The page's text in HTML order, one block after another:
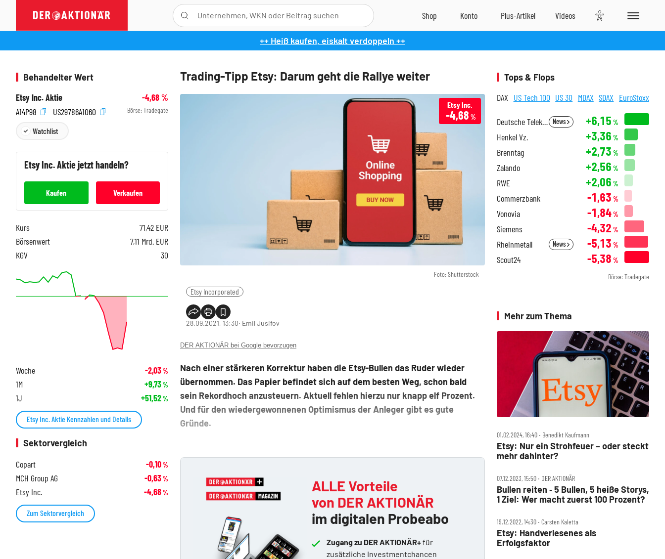
++ Heiß kaufen, eiskalt verdoppeln ++
Trading-Tipp Etsy: Darum geht die Rallye weiter
Foto: Shutterstock
Etsy Inc.
-4,68 %
Etsy Incorporated
28.09.2021, 13:30‧ Emil Jusifov
DER AKTIONÄR bei Google bevorzugen
Nach einer stärkeren Korrektur haben die Etsy-Bullen das Ruder wieder
übernommen. Das Papier befindet sich auf dem besten Weg, schon bald
sein Rekordhoch anzusteuern. Aktuell fehlen hierzu nur knapp elf Prozent.
Und für den wiedergewonnenen Optimismus der Anleger gibt es gute
Gründe.
ALLE Vorteile
von DER AKTIONÄR
im digitalen Probeabo
Zugang zu DER AKTIONÄR+für
zusätzliche Investmentchancen
Behandelter Wert
Etsy Inc. Aktie
-4,68%
A14P98
US29786A1060 Börse: Tradegate
Watchlist
Etsy Inc.Aktie jetzt handeln?
Kaufen Verkaufen
Kurs 71,42 EUR
Börsenwert
7,11 Mrd. EUR
KGV
30
Woche -2,03%
1M +9,73%
1J +51,52%
Etsy Inc. Aktie Kennzahlen und Details
Sektorvergleich
Copart
-0,10%
MCH Group AG -0,63%
Etsy Inc. -4,68%
Zum Sektorvergleich
Tops & Flops
DAX US Tech 100 US 30 MDAX SDAX EuroStoxx
Deutsche Telekom News +6,15 %
Henkel Vz. +3,36 %
Brenntag +2,73 %
Zalando +2,56 %
RWE +2,06 %
Commerzbank -1,63 %
Vonovia -1,84%
Siemens -4,32 %
Rheinmetall News -5,13 %
Scout24 -5,38 %
Börse: Tradegate
Mehr zum Thema
01.02.2024, 16:40 ‧ Benedikt Kaufmann
Etsy: Nur ein Strohfeuer – oder steckt
mehr dahinter?
07.12.2023, 15:50 ‧ DER AKTIONÄR
Bullen reiten ‑ 5 Bullen, 5 heiße Storys,
1 Ziel: Wer macht zuerst 100 Prozent?
19.12.2022, 14:30 ‧ Carsten Kaletta
Etsy: Handverlesenes als
Erfolgsfaktor